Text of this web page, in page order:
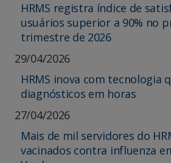
HRMS registra índice de
usuários superior a 90% no
trimestre de 2026
29/04/2026
HRMS inova com tecnologia
diagnósticos em horas
27/04/2026
Mais de mil servidores do
vacinados contra influenza